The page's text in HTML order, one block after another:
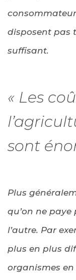
disposent pas
suffisant.
« Les
sont
Plus
qu’on ne paye
l’autre. Par
plus en plus
organismes en